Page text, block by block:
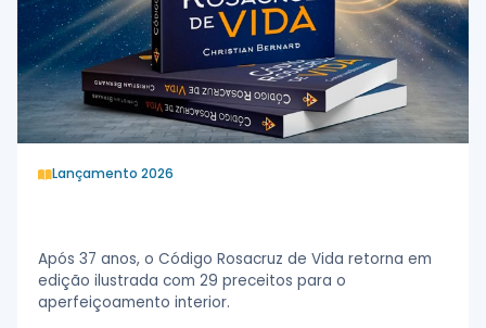
Lançamento 2026
Após 37 anos, o Código Rosacruz de Vida retorna em
edição ilustrada com 29 preceitos para o
aperfeiçoamento interior.